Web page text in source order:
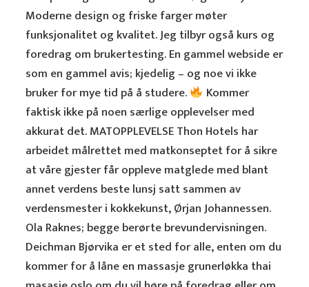
Moderne design og friske farger møter
funksjonalitet og kvalitet. Jeg tilbyr også kurs og
foredrag om brukertesting. En gammel webside er
som en gammel avis; kjedelig – og noe vi ikke
bruker for mye tid på å studere.
Kommer
faktisk ikke på noen særlige opplevelser med
akkurat det. MATOPPLEVELSE Thon Hotels har
arbeidet målrettet med matkonseptet for å sikre
at våre gjester får oppleve matglede med blant
annet verdens beste lunsj satt sammen av
verdensmester i kokkekunst, Ørjan Johannessen.
Ola Raknes; begge berørte brevundervisningen.
Deichman Bjørvika er et sted for alle, enten om du
kommer for å låne en massasje grunerløkka thai